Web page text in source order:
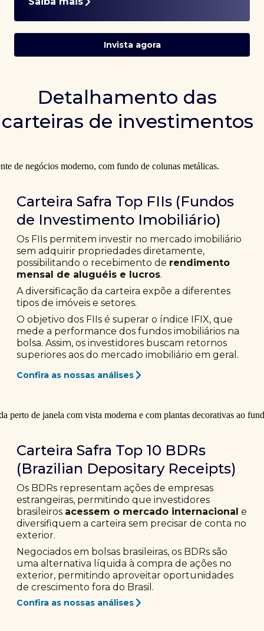
Invista agora
Detalhamento das
carteiras de investimentos
Carteira Safra Top FIIs (Fundos
de Investimento Imobiliário)
Os FIIs permitem investir no mercado imobiliário
sem adquirir propriedades diretamente,
possibilitando o recebimento de rendimento
mensal de aluguéis e lucros.
A diversificação da carteira expõe a diferentes
tipos de imóveis e setores.
O objetivo dos FIIs é superar o índice IFIX, que
mede a performance dos fundos imobiliários na
bolsa. Assim, os investidores buscam retornos
superiores aos do mercado imobiliário em geral.
Confira as nossas análises
Carteira Safra Top 10 BDRs
(Brazilian Depositary Receipts)
Os BDRs representam ações de empresas
estrangeiras, permitindo que investidores
brasileiros acessem o mercado internacional e
diversifiquem a carteira sem precisar de conta no
exterior.
Negociados em bolsas brasileiras, os BDRs são
uma alternativa líquida à compra de ações no
exterior, permitindo aproveitar oportunidades
de crescimento fora do Brasil.
Confira as nossas análises